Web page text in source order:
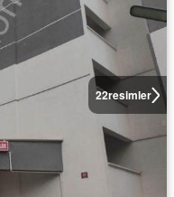
22resimler